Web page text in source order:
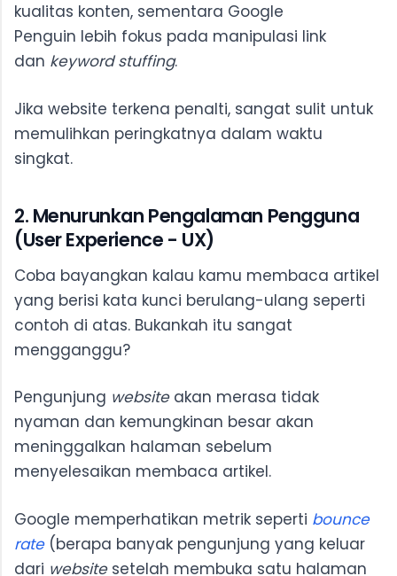
kualitas konten, sementara Google
Penguin lebih fokus pada manipulasi link
dan keyword stuffing.
Jika website terkena penalti, sangat sulit untuk
memulihkan peringkatnya dalam waktu
singkat.
2. Menurunkan Pengalaman Pengguna
(User Experience - UX)
Coba bayangkan kalau kamu membaca artikel
yang berisi kata kunci berulang-ulang seperti
contoh di atas. Bukankah itu sangat
mengganggu?
Pengunjung websiteakan merasa tidak
nyaman dan kemungkinan besar akan
meninggalkan halaman sebelum
menyelesaikan membaca artikel.
Google memperhatikan metrik seperti bounce
rate(berapa banyak pengunjung yang keluar
dari websitesetelah membuka satu halaman